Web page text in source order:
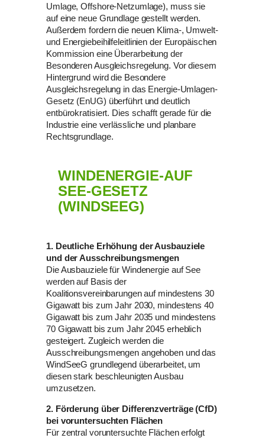
Umlage, Offshore-Netzumlage), muss sie
auf eine neue Grundlage gestellt werden.
Außerdem fordern die neuen Klima-, Umwelt-
und Energiebeihilfeleitlinien der Europäischen
Kommission eine Überarbeitung der
Besonderen Ausgleichsregelung. Vor diesem
Hintergrund wird die Besondere
Ausgleichsregelung in das Energie-Umlagen-
Gesetz (EnUG) überführt und deutlich
entbürokratisiert. Dies schafft gerade für die
Industrie eine verlässliche und planbare
Rechtsgrundlage.
WINDENERGIE-AUF
SEE-GESETZ
(WINDSEEG)
1. Deutliche Erhöhung der Ausbauziele
und der Ausschreibungsmengen
Die Ausbauziele für Windenergie auf See
werden auf Basis der
Koalitionsvereinbarungen auf mindestens 30
Gigawatt bis zum Jahr 2030, mindestens 40
Gigawatt bis zum Jahr 2035 und mindestens
70 Gigawatt bis zum Jahr 2045 erheblich
gesteigert. Zugleich werden die
Ausschreibungsmengen angehoben und das
WindSeeG grundlegend überarbeitet, um
diesen stark beschleunigten Ausbau
umzusetzen.
2. Förderung über Differenzverträge (CfD)
bei voruntersuchten Flächen
Für zentral voruntersuchte Flächen erfolgt